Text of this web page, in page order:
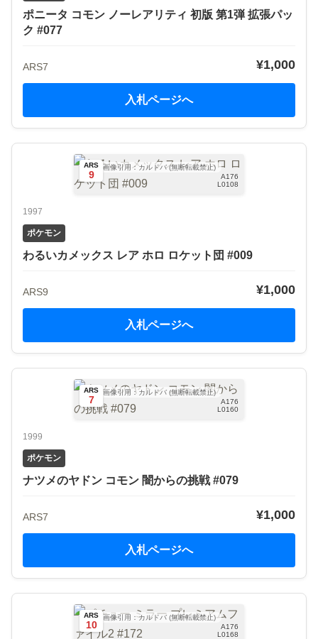
ポニータ コモン ノーレアリティ 初版 第1弾 拡張パッ
ク #077
ARS7 ¥1,000
入札ページへ
ARS
9
A176
L0108
画像引用：カルドバ (無断転載禁止)
1997
ポケモン
わるいカメックス レア ホロ ロケット団 #009
ARS9 ¥1,000
入札ページへ
ARS
7
A176
L0160
画像引用：カルドバ (無断転載禁止)
1999
ポケモン
ナツメのヤドン コモン 闇からの挑戦 #079
ARS7 ¥1,000
入札ページへ
ARS
10
A176
L0168
画像引用：カルドバ (無断転載禁止)